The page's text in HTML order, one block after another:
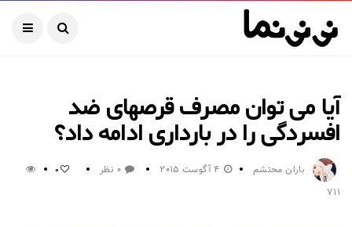
آیا می توان مصرف قرصهای ضد
افسردگی را در بارداری ادامه داد؟
باران محتشم 4 آگوست 2015 0 نظر 0
711